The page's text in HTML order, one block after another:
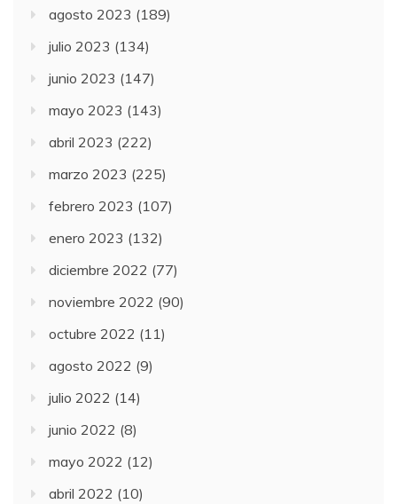
agosto 2023 (189)
julio 2023 (134)
junio 2023 (147)
mayo 2023 (143)
abril 2023 (222)
marzo 2023 (225)
febrero 2023 (107)
enero 2023 (132)
diciembre 2022 (77)
noviembre 2022 (90)
octubre 2022 (11)
agosto 2022 (9)
julio 2022 (14)
junio 2022 (8)
mayo 2022 (12)
abril 2022 (10)